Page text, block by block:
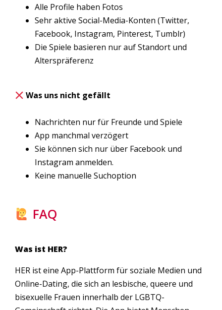
Alle Profile haben Fotos
Sehr aktive Social-Media-Konten (Twitter,
Facebook, Instagram, Pinterest, Tumblr)
Die Spiele basieren nur auf Standort und
Alterspräferenz
Was uns nicht gefällt
Nachrichten nur für Freunde und Spiele
App manchmal verzögert
Sie können sich nur über Facebook und
Instagram anmelden.
Keine manuelle Suchoption
FAQ
Was ist HER?
HER ist eine App-Plattform für soziale Medien und
Online-Dating, die sich an lesbische, queere und
bisexuelle Frauen innerhalb der LGBTQ-